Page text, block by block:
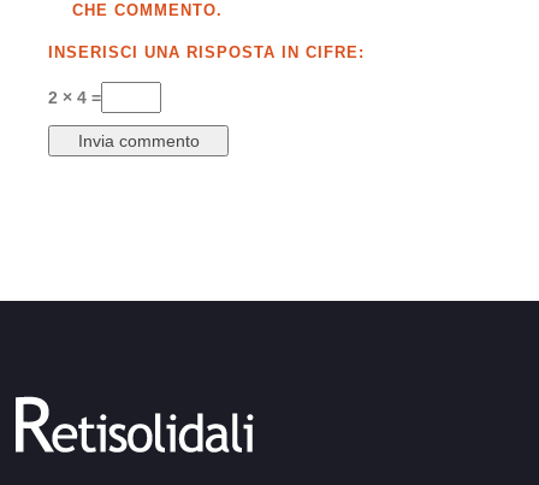
CHE COMMENTO.
INSERISCI UNA RISPOSTA IN CIFRE:
2 × 4 =